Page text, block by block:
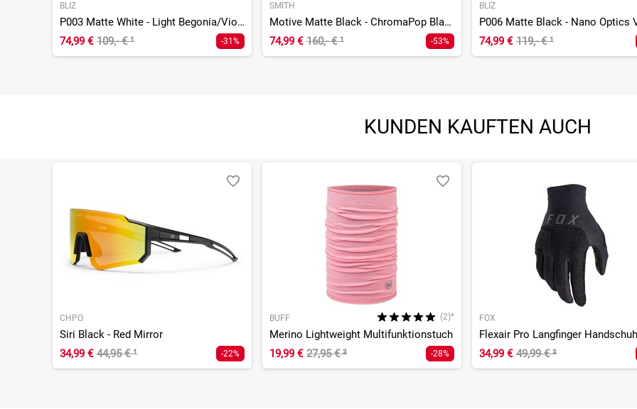
BLIZ
P003 Matte White - Light Begonia/Violet w Blue Multi
74,99 € 109,- €¹ -31%
SMITH
Motive Matte Black - ChromaPop Black
74,99 € 160,- €¹ -53%
BLIZ
74,99 € 119,- €¹
KUNDEN KAUFTEN AUCH
CHPO
Siri Black - Red Mirror
34,99 € 44,95 €¹ -22%
BUFF (2)*
Merino Lightweight Multifunktionstuch
19,99 € 27,95 €² -28%
FOX
Flexair Pro Langfinger
34,99 € 49,99 €²